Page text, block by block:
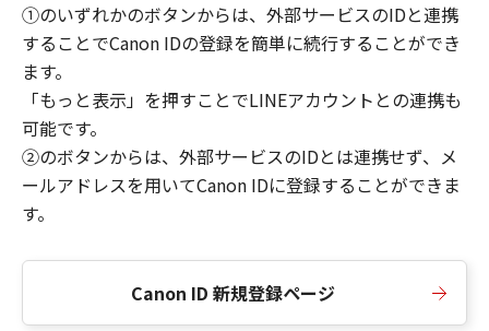
①のいずれかのボタンからは、外部サービスのIDと連携
することでCanon IDの登録を簡単に続行することができ
ます。
「もっと表示」を押すことでLINEアカウントとの連携も
可能です。
②のボタンからは、外部サービスのIDとは連携せず、メ
ールアドレスを用いてCanon IDに登録することができま
す。
Canon ID 新規登録ページ